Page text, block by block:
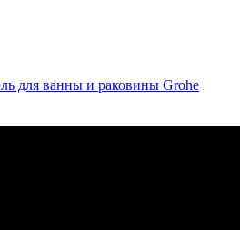
для ванны и раковины Grohe